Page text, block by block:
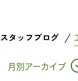
スタッフブログ
月別アーカイブ